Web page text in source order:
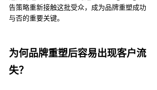
告策略重新接触这批受众，成为品牌重塑成功
与否的重要关键。
为何品牌重塑后容易出现客户流
失？